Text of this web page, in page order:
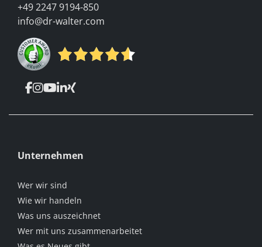
+49 2247 9194-850
info@dr-walter.com
Unternehmen
Wer wir sind
Wie wir handeln
Was uns auszeichnet
Wer mit uns zusammenarbeitet